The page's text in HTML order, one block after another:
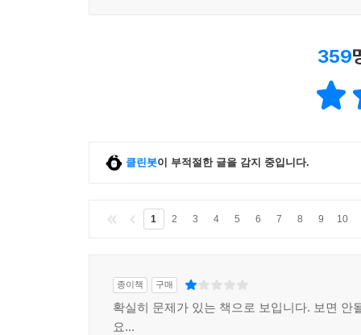
359
클린봇이 부적절한 글을 감지 중입니다.
1 2 3 4 5 6 7 8 9 10
종이책 구매
확실히 문제가 있는 책으로 보입니다. 보면 안
요...